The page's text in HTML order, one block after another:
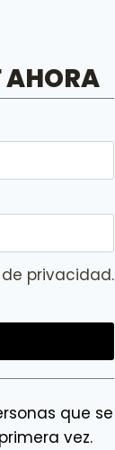
AHORA
privacidad.
que se
vez.